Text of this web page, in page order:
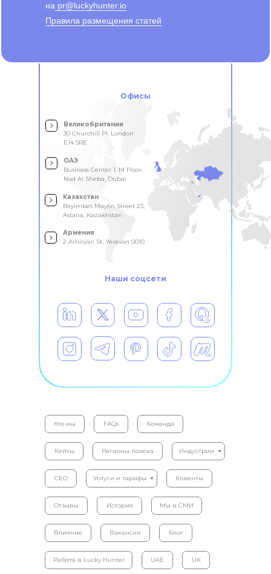
на pr@luckyhunter.io
Правила размещения статей
Наши соцсети
Офисы
Великобритания
30 Churchill Pl, London
E14 5RE
ОАЭ
Business Center 1, M Floor,
Nad Al Sheba, Dubai
Казахстан
Bayimbet Maylin Street 23,
Astana, Kazakhstan
Армения
2 Amiryan St, Yerevan 0010
Кто мы
История
FAQs
Мы в СМИ
Команда
Влияние
Кейсы
Вакансии
Регионы поиска
Блог
Индустрии
UK
CEO
UAE
Услуги и тарифы Клиенты
Отзывы
Работа в Lucky Hunter